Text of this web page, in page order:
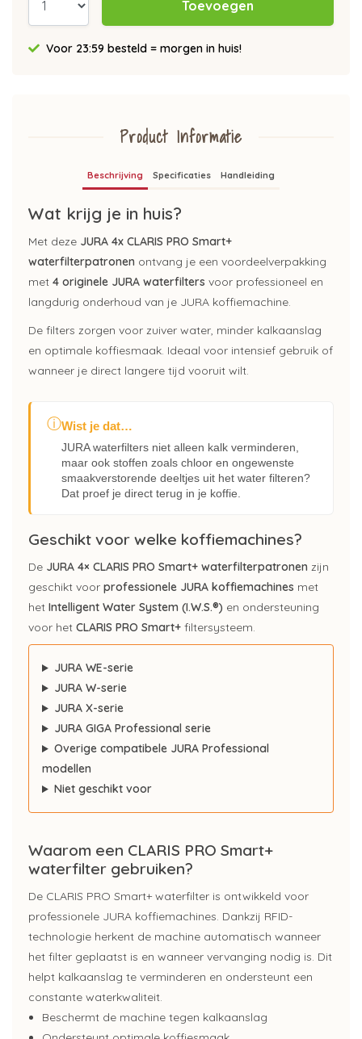
Toevoegen
Voor 23:59 besteld = morgen in huis!
Product Informatie
Beschrijving Specificaties Handleiding
Wat krijg je in huis?
Met deze JURA 4x CLARIS PRO Smart+
waterfilterpatronen ontvang je een voordeelverpakking
met 4 originele JURA waterfilters voor professioneel en
langdurig onderhoud van je JURA koffiemachine.
De filters zorgen voor zuiver water, minder kalkaanslag
en optimale koffiesmaak. Ideaal voor intensief gebruik of
wanneer je direct langere tijd vooruit wilt.
ⓘWist je dat…
JURA waterfilters niet alleen kalk verminderen,
maar ook stoffen zoals chloor en ongewenste
smaakverstorende deeltjes uit het water filteren?
Dat proef je direct terug in je koffie.
Geschikt voor welke koffiemachines?
De JURA 4× CLARIS PRO Smart+ waterfilterpatronen zijn
geschikt voor professionele JURA koffiemachines met
het Intelligent Water System (I.W.S.®) en ondersteuning
voor het CLARIS PRO Smart+ filtersysteem.
JURA WE-serie
JURA W-serie
JURA X-serie
JURA GIGA Professional serie
Overige compatibele JURA Professional
modellen
Niet geschikt voor
Waarom een CLARIS PRO Smart+
waterfilter gebruiken?
De CLARIS PRO Smart+ waterfilter is ontwikkeld voor
professionele JURA koffiemachines. Dankzij RFID-
technologie herkent de machine automatisch wanneer
het filter geplaatst is en wanneer vervanging nodig is. Dit
helpt kalkaanslag te verminderen en ondersteunt een
constante waterkwaliteit.
Beschermt de machine tegen kalkaanslag